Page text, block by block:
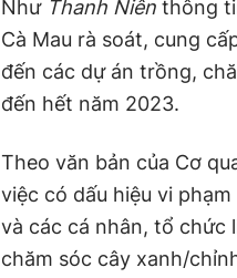
Như Thanh Niên thông
Cà Mau rà soát, cung
đến các dự án trồng,
đến hết năm 2023.
Theo văn bản của Cơ
việc có dấu hiệu vi
và các cá nhân, tổ chức
chăm sóc cây xanh/